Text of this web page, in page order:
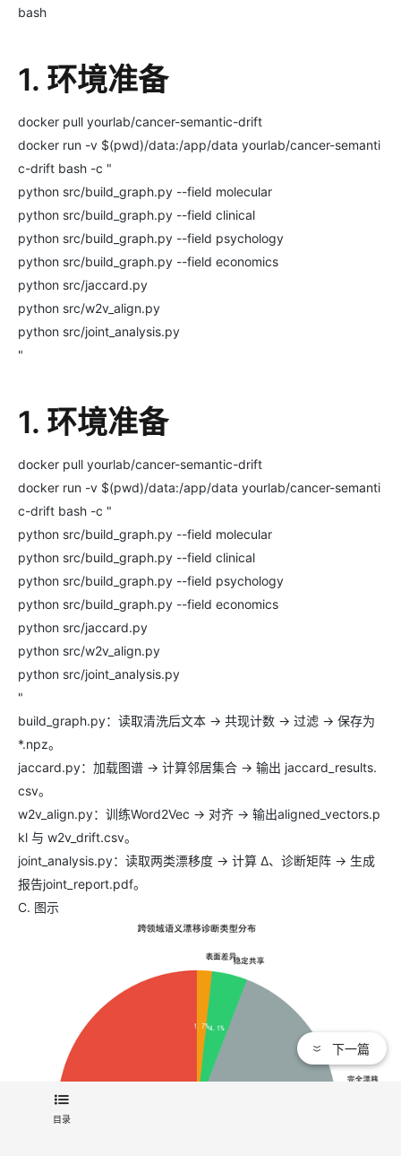
bash
1. 环境准备
docker pull yourlab/cancer-semantic-drift
docker run -v $(pwd)/data:/app/data yourlab/cancer-semanti
c-drift bash -c "
python src/build_graph.py --field molecular
python src/build_graph.py --field clinical
python src/build_graph.py --field psychology
python src/build_graph.py --field economics
python src/jaccard.py
python src/w2v_align.py
python src/joint_analysis.py
"
1. 环境准备
docker pull yourlab/cancer-semantic-drift
docker run -v $(pwd)/data:/app/data yourlab/cancer-semanti
c-drift bash -c "
python src/build_graph.py --field molecular
python src/build_graph.py --field clinical
python src/build_graph.py --field psychology
python src/build_graph.py --field economics
python src/jaccard.py
python src/w2v_align.py
python src/joint_analysis.py
"
build_graph.py：读取清洗后文本 → 共现计数 → 过滤 → 保存为
*.npz。
jaccard.py：加载图谱 → 计算邻居集合 → 输出 jaccard_results.
csv。
w2v_align.py：训练Word2Vec → 对齐 → 输出aligned_vectors.p
kl 与 w2v_drift.csv。
joint_analysis.py：读取两类漂移度 → 计算 Δ、诊断矩阵 → 生成
报告joint_report.pdf。
C. 图示
目录
下一篇